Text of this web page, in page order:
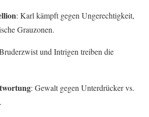
: Karl kämpft gegen Ungerechtigkeit,
Grauzonen.
und Intrigen treiben die
: Gewalt gegen Unterdrücker vs.